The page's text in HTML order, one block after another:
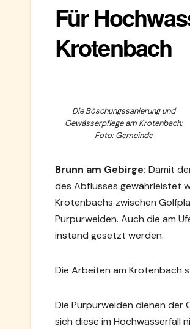
Für
Krotenbach
Die Böschungssanierung und
Gewässerpflege am Krotenbach;
Foto: Gemeinde
Brunn am Gebirge: Damit
des Abflusses gewährleistet
Krotenbachs zwischen
Purpurweiden. Auch die am
instand gesetzt werden.
Die Arbeiten am Krotenbach
Die Purpurweiden dienen der
sich diese im Hochwasserfall